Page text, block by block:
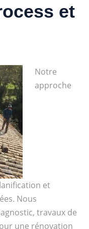
et
Notre
approche
et
Nous
travaux de
une rénovation